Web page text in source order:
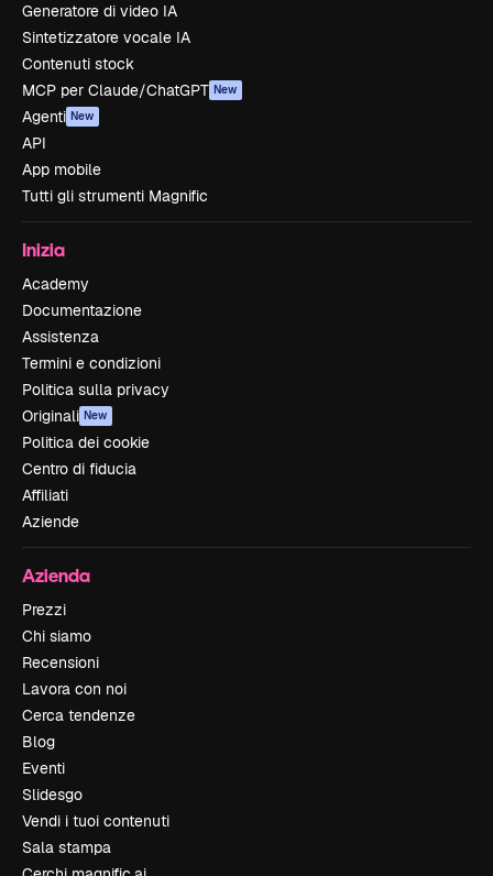
Generatore di video IA
Sintetizzatore vocale IA
Contenuti stock
MCP per Claude/ChatGPT New
Agenti New
API
App mobile
Tutti gli strumenti Magnific
Inizia
Academy
Documentazione
Assistenza
Termini e condizioni
Politica sulla privacy
Originali New
Politica dei cookie
Centro di fiducia
Affiliati
Aziende
Azienda
Prezzi
Chi siamo
Recensioni
Lavora con noi
Cerca tendenze
Blog
Eventi
Slidesgo
Vendi i tuoi contenuti
Sala stampa